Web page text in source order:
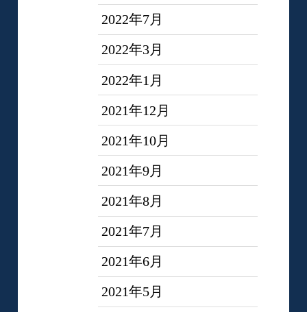
2022年7月
2022年3月
2022年1月
2021年12月
2021年10月
2021年9月
2021年8月
2021年7月
2021年6月
2021年5月